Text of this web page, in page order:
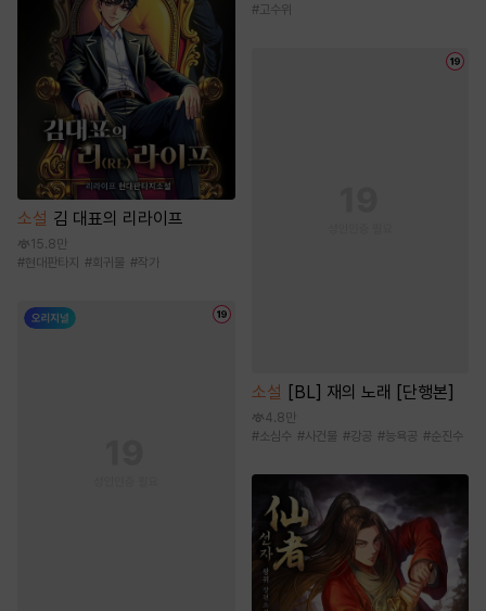
소설 김 대표의 리라이프
15.8만
#현대판타지 #회귀물 #작가
#고수위
소설 [BL] 재의 노래 [단행본]
4.8만
#소심수 #사건물 #강공 #능욕공 #순진수